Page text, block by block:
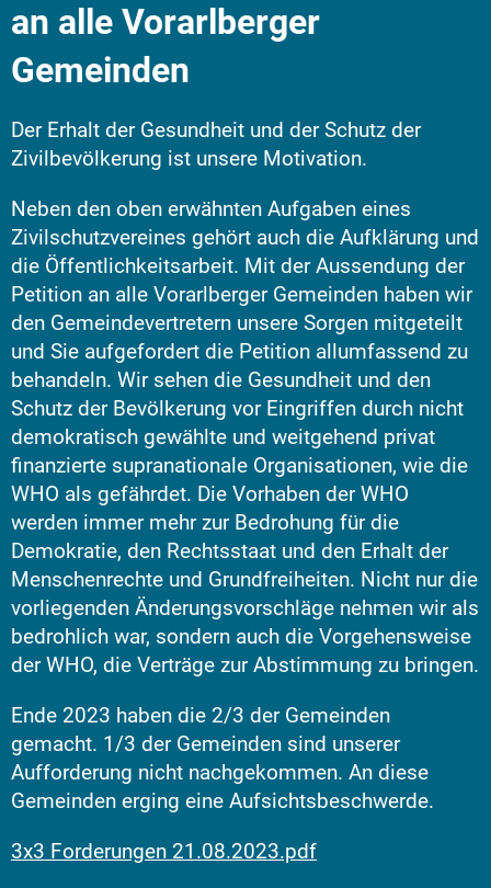
an alle Vorarlberger
Gemeinden
Der Erhalt der Gesundheit und der Schutz der
Zivilbevölkerung ist unsere Motivation.
Neben den oben erwähnten Aufgaben eines
Zivilschutzvereines gehört auch die Aufklärung und
die Öffentlichkeitsarbeit. Mit der Aussendung der
Petition an alle Vorarlberger Gemeinden haben wir
den Gemeindevertretern unsere Sorgen mitgeteilt
und Sie aufgefordert die Petition allumfassend zu
behandeln. Wir sehen die Gesundheit und den
Schutz der Bevölkerung vor Eingriffen durch nicht
demokratisch gewählte und weitgehend privat
finanzierte supranationale Organisationen, wie die
WHO als gefährdet. Die Vorhaben der WHO
werden immer mehr zur Bedrohung für die
Demokratie, den Rechtsstaat und den Erhalt der
Menschenrechte und Grundfreiheiten. Nicht nur die
vorliegenden Änderungsvorschläge nehmen wir als
bedrohlich war, sondern auch die Vorgehensweise
der WHO, die Verträge zur Abstimmung zu bringen.
Ende 2023 haben die 2/3 der Gemeinden
gemacht. 1/3 der Gemeinden sind unserer
Aufforderung nicht nachgekommen. An diese
Gemeinden erging eine Aufsichtsbeschwerde.
3x3 Forderungen 21.08.2023.pdf